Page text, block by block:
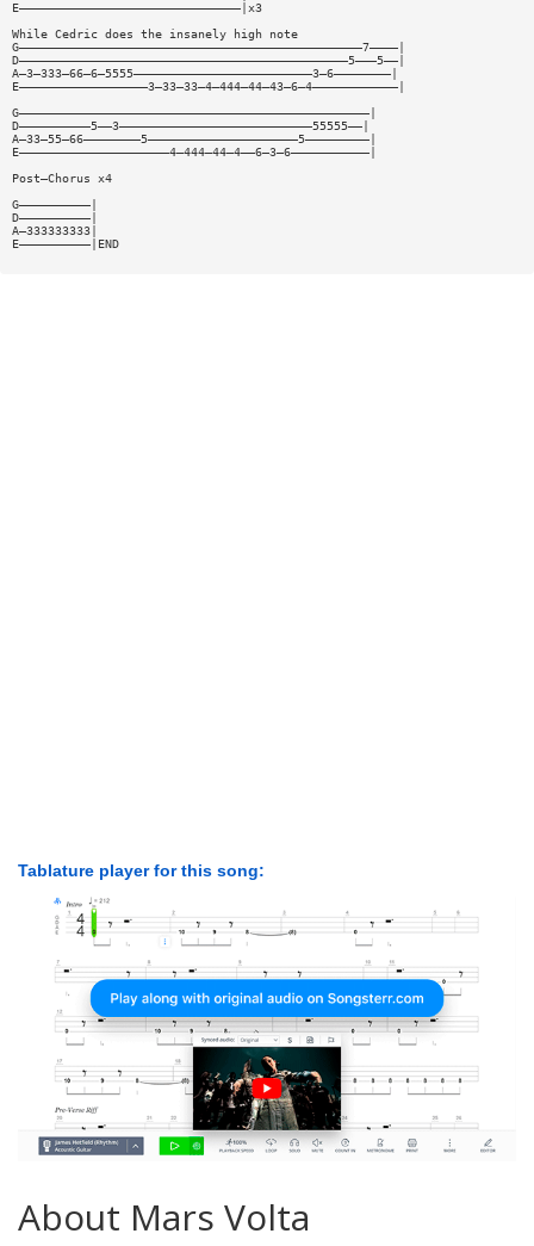
E———————————————————————————————|x3
While Cedric does the insanely high note
G————————————————————————————————————————————————7————|
D——————————————————————————————————————————————5———5——|
A—3—333—66—6—5555—————————————————————————3—6————————|
E——————————————————3—33—33—4—444—44—43—6—4————————————|
G—————————————————————————————————————————————————|
D——————————5——3———————————————————————————55555——|
A—33—55—66————————5—————————————————————5—————————|
E—————————————————————4—444—44—4——6—3—6———————————|
Post—Chorus x4
G——————————|
D——————————|
A—333333333|
E——————————|END
Tablature player for this song:
About Mars Volta